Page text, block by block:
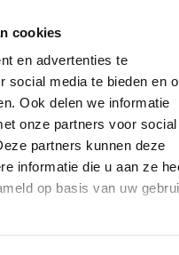
cookies
en advertenties te
social media te bieden en
Ook delen we informatie
onze partners voor social
partners kunnen deze
informatie die u aan ze
op basis van uw
HBO
van de
in de